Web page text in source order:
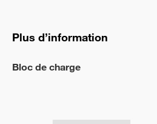
Plus d’information
Bloc de charge